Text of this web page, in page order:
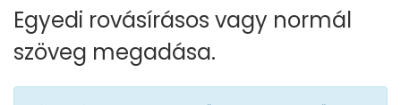
Egyedi rovásírásos vagy normál
szöveg megadása.